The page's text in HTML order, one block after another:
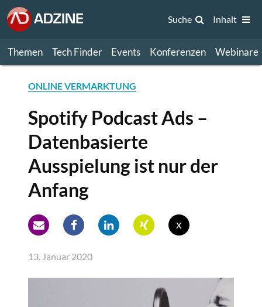
Themen Tech Finder Events Konferenzen Webinare
Suche Inhalt
ONLINE VERMARKTUNG
Spotify Podcast Ads –
Datenbasierte
Ausspielung ist nur der
Anfang
x
13. Januar 2020